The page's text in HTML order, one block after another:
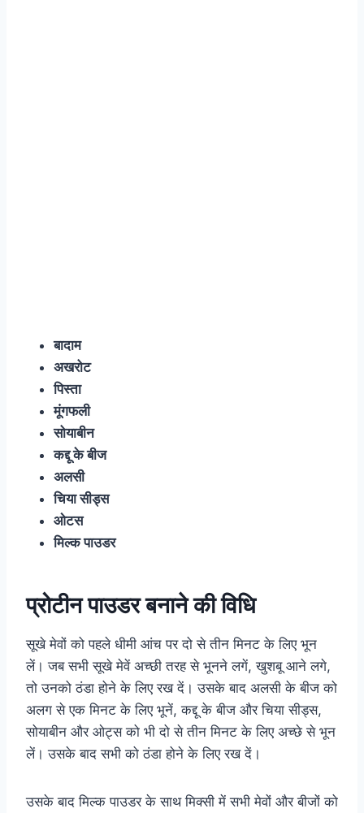
बादाम
अखरोट
पिस्ता
मूंगफली
सोयाबीन
कद्दू के बीज
अलसी
चिया सीड्स
ओटस
मिल्क पाउडर
प्रोटीन पाउडर बनाने की विधि
सूखे मेवों को पहले धीमी आंच पर दो से तीन मिनट के लिए भून
लें। जब सभी सूखे मेवें अच्छी तरह से भूनने लगें, खुशबू आने लगे,
तो उनको ठंडा होने के लिए रख दें। उसके बाद अलसी के बीज को
अलग से एक मिनट के लिए भूनें, कद्दू के बीज और चिया सीड्स,
सोयाबीन और ओट्स को भी दो से तीन मिनट के लिए अच्छे से भून
लें। उसके बाद सभी को ठंडा होने के लिए रख दें।
उसके बाद मिल्क पाउडर के साथ मिक्सी में सभी मेवों और बीजों को